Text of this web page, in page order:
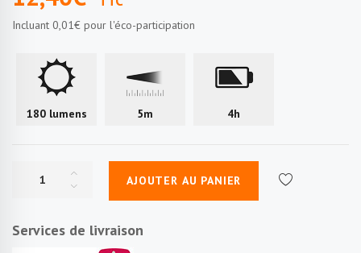
Incluant 0,01€ pour l'éco-participation
180 lumens 5m 4h
AJOUTER AU PANIER
Services de livraison